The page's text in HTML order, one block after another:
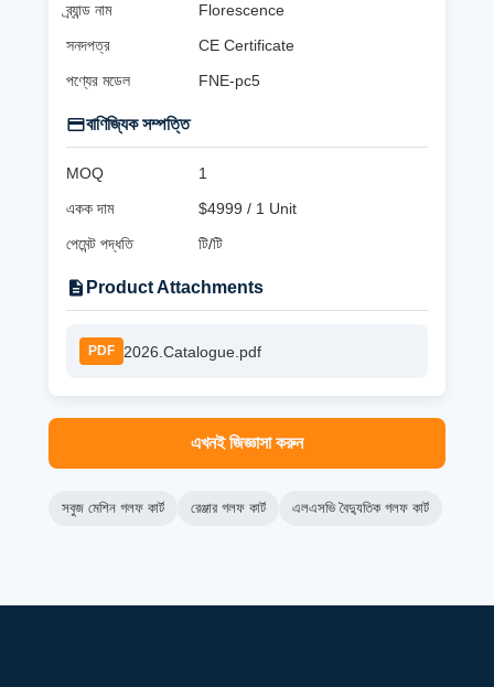
ব্র্যান্ড নাম
Florescence
সনদপত্র
CE Certificate
পণ্যের মডেল
FNE-pc5
বাণিজ্যিক সম্পত্তি
MOQ
1
একক দাম
$4999 / 1 Unit
পেমেন্ট পদ্ধতি
টি/টি
Product Attachments
PDF 2026.Catalogue.pdf
এখনই জিজ্ঞাসা করুন
সবুজ মেশিন গলফ কার্ট রেঞ্জার গলফ কার্ট এলএসভি বৈদ্যুতিক গলফ কার্ট